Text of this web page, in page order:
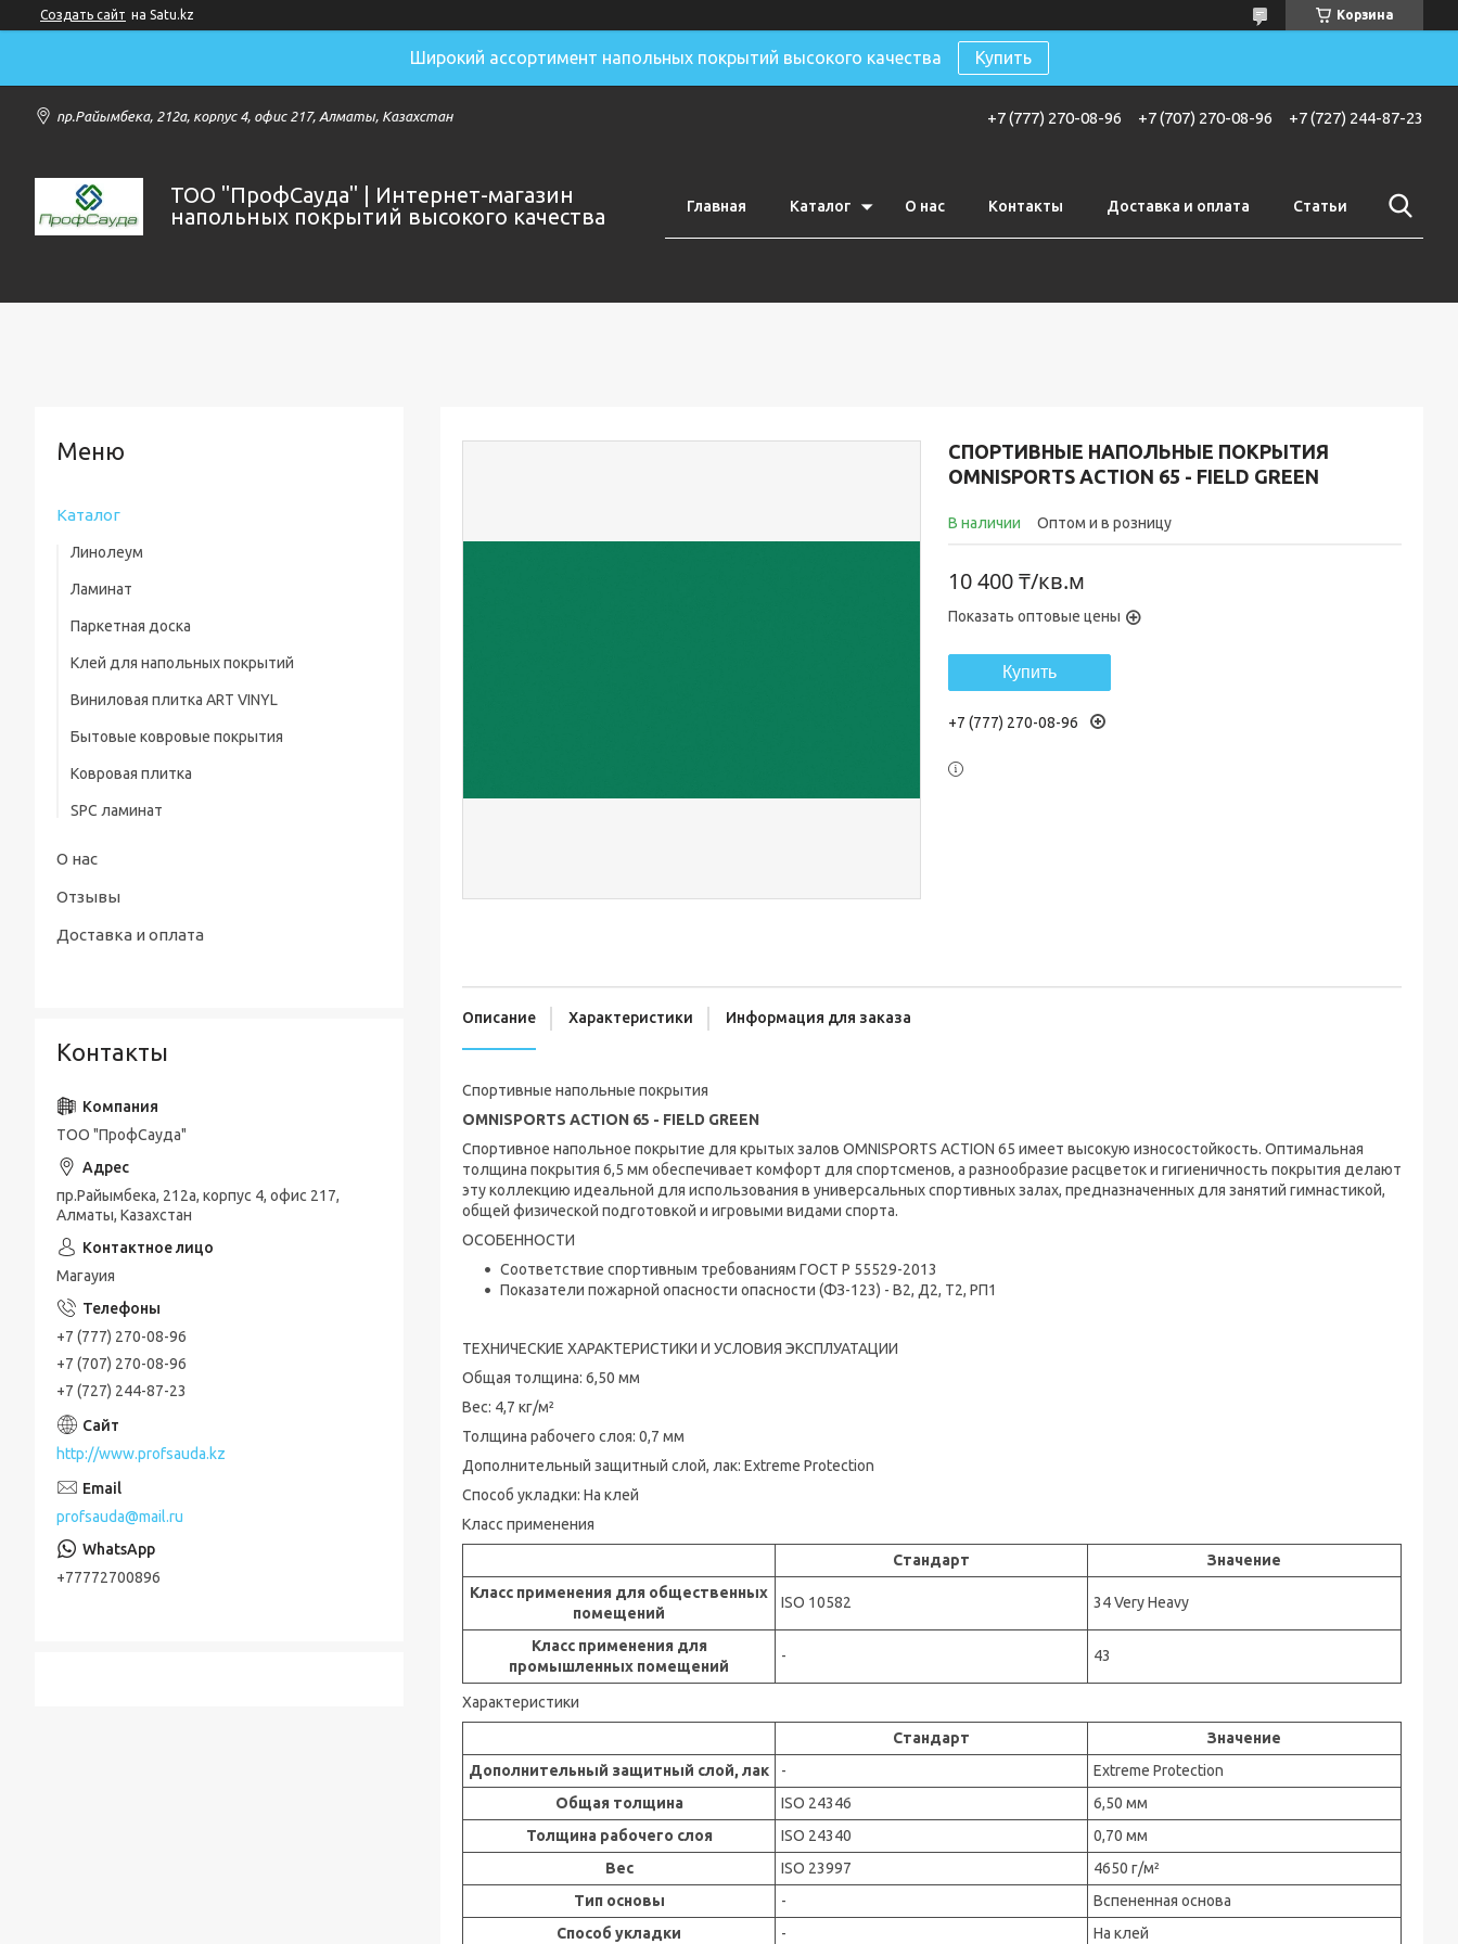
Создать сайт на Satu.kz Корзина
Широкий ассортимент напольных покрытий высокого качества Купить
пр.Райымбека, 212а, корпус 4, офис 217, Алматы, Казахстан +7 (777) 270-08-96 +7 (707) 270-08-96 +7 (727) 244-87-23
ТОО "ПрофСауда" | Интернет-магазин
напольных покрытий высокого качества
Главная Каталог О нас Контакты Доставка и оплата Статьи
СПОРТИВНЫЕ НАПОЛЬНЫЕ ПОКРЫТИЯ
OMNISPORTS ACTION 65 - FIELD GREEN
В наличии Оптом и в розницу
10 400 ₸/кв.м
Показать оптовые цены
Купить
+7 (777) 270-08-96
Описание Характеристики Информация для заказа
Спортивные напольные покрытия
OMNISPORTS ACTION 65 - FIELD GREEN
Спортивное напольное покрытие для крытых залов OMNISPORTS ACTION 65 имеет высокую износостойкость. Оптимальная
толщина покрытия 6,5 мм обеспечивает комфорт для спортсменов, а разнообразие расцветок и гигиеничность покрытия делают
эту коллекцию идеальной для использования в универсальных спортивных залах, предназначенных для занятий гимнастикой,
общей физической подготовкой и игровыми видами спорта.
ОСОБЕННОСТИ
Соответствие спортивным требованиям ГОСТ Р 55529-2013
Показатели пожарной опасности опасности (ФЗ-123) - В2, Д2, Т2, РП1
ТЕХНИЧЕСКИЕ ХАРАКТЕРИСТИКИ И УСЛОВИЯ ЭКСПЛУАТАЦИИ
Общая толщина: 6,50 мм
Вес: 4,7 кг/м²
Толщина рабочего слоя: 0,7 мм
Дополнительный защитный слой, лак: Extreme Protection
Способ укладки: На клей
Класс применения
Стандарт
Значение
Класс применения для общественных
помещений
ISO 10582 34 Very Heavy
Класс применения для
промышленных помещений
- 43
Характеристики
Стандарт
Значение
Дополнительный защитный слой, лак
-
Extreme Protection
Общая толщина
ISO 24346
6,50 мм
Толщина рабочего слоя
ISO 24340
0,70 мм
Вес
ISO 23997
4650 г/м²
Тип основы
-
Вспененная основа
Способ укладки
- На клей
Каталог
Линолеум
Ламинат
Паркетная доска
Клей для напольных покрытий
Виниловая плитка ART VINYL
Бытовые ковровые покрытия
Ковровая плитка
SPC ламинат
О нас
Отзывы
Доставка и оплата
Контакты
ТОО "ПрофСауда"
пр.Райымбека, 212а, корпус 4, офис 217,
Алматы, Казахстан
Магауия
+7 (777) 270-08-96
+7 (707) 270-08-96
+7 (727) 244-87-23
http://www.profsauda.kz
profsauda@mail.ru
+77772700896